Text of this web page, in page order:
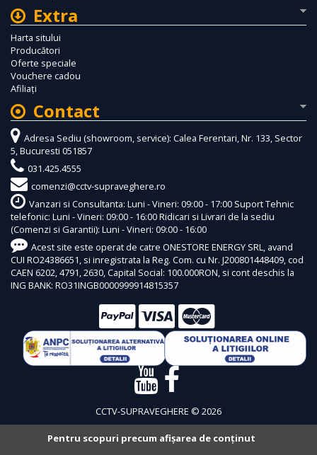
Extra
Harta sitului
Producători
Oferte speciale
Vouchere cadou
Afiliaţi
Contact
Adresa Sediu (showroom, service): Calea Ferentari, Nr. 133, Sector
5, Bucuresti 051857
031.425.4555
comenzi@cctv-supraveghere.ro
Vanzari si Consultanta: Luni - Vineri: 09:00 - 17:00 Suport Tehnic
telefonic: Luni - Vineri: 09:00 - 16:00 Ridicari si Livrari de la sediu
(Comenzi si Garantii): Luni - Vineri: 09:00 - 16:00
Acest site este operat de catre ONESTORE ENERGY SRL, avand
CUI RO24386651, si inregistrata la Reg. Com. cu Nr. J200801448409, cod
CAEN 6202, 4791, 2630, Capital Social: 100.000RON, si cont deschis la
ING BANK: RO31INGB0000999914815357
CCTV-SUPRAVEGHERE © 2026
Pentru scopuri precum afișarea de conținut